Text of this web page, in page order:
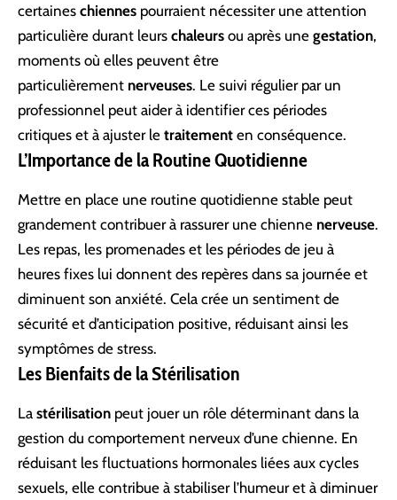
certaines chiennes pourraient nécessiter une attention
particulière durant leurs chaleurs ou après une gestation,
moments où elles peuvent être
particulièrement nerveuses. Le suivi régulier par un
professionnel peut aider à identifier ces périodes
critiques et à ajuster le traitement en conséquence.
L’Importance de la Routine Quotidienne
Mettre en place une routine quotidienne stable peut
grandement contribuer à rassurer une chienne nerveuse.
Les repas, les promenades et les périodes de jeu à
heures fixes lui donnent des repères dans sa journée et
diminuent son anxiété. Cela crée un sentiment de
sécurité et d’anticipation positive, réduisant ainsi les
symptômes de stress.
Les Bienfaits de la Stérilisation
La stérilisation peut jouer un rôle déterminant dans la
gestion du comportement nerveux d’une chienne. En
réduisant les fluctuations hormonales liées aux cycles
sexuels, elle contribue à stabiliser l’humeur et à diminuer